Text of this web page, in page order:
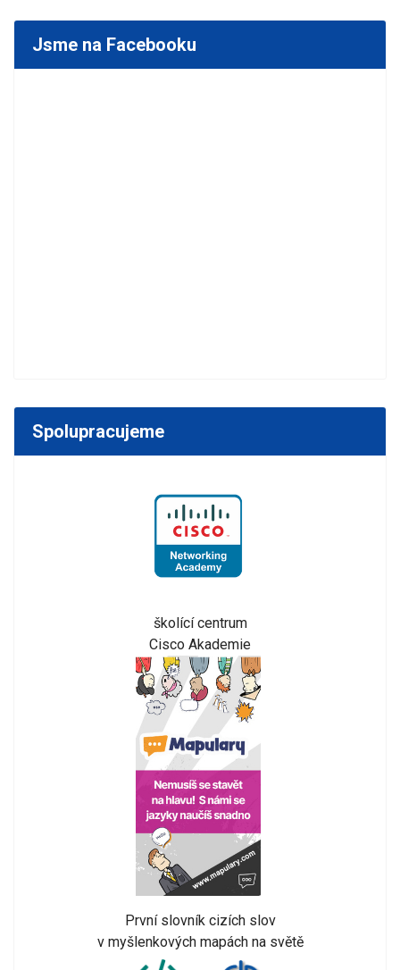
Jsme na Facebooku
Spolupracujeme
školící centrum
Cisco Akademie
První slovník cizích slov
v myšlenkových mapách na světě